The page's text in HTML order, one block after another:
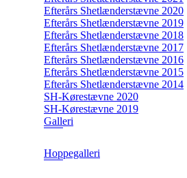
Efterårs Shetlænderstævne 2020
Efterårs Shetlænderstævne 2019
Efterårs Shetlænderstævne 2018
Efterårs Shetlænderstævne 2017
Efterårs Shetlænderstævne 2016
Efterårs Shetlænderstævne 2015
Efterårs Shetlænderstævne 2014
SH-Kørestævne 2020
SH-Kørestævne 2019
Galleri
Hoppegalleri